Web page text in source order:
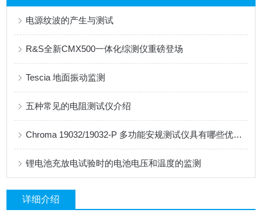
电源纹波的产生与测试
R&S全新CMX500一体化综测仪重磅登场
Tescia 地面振动监测
五种常见的电阻测试仪介绍
Chroma 19032/19032-P 多功能安规测试仪具有哪些优点？
锂电池充放电试验时的电池电压和温度的监测
详细介绍